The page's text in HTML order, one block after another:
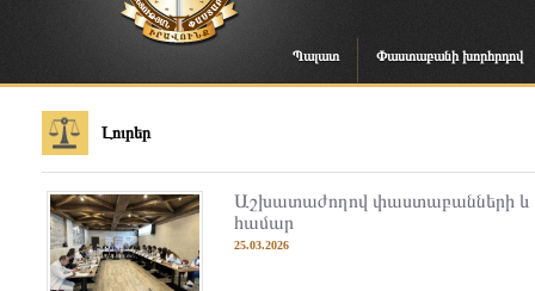
Պալատ Փաստաբանի խորհրդով
Լուրեր
Աշխատաժողով փաստաբանների և
համար
25.03.2026